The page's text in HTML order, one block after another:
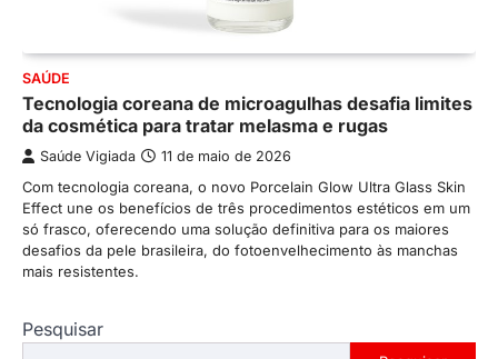
SAÚDE
Tecnologia coreana de microagulhas desafia limites
da cosmética para tratar melasma e rugas
Saúde Vigiada 11 de maio de 2026
Com tecnologia coreana, o novo Porcelain Glow Ultra Glass Skin
Effect une os benefícios de três procedimentos estéticos em um
só frasco, oferecendo uma solução definitiva para os maiores
desafios da pele brasileira, do fotoenvelhecimento às manchas
mais resistentes.
Pesquisar